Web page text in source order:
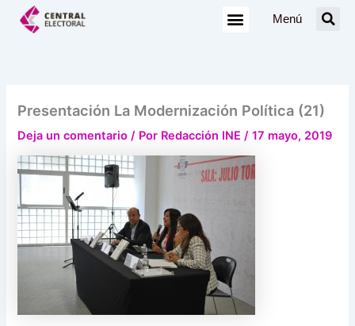
Menú
Presentación La Modernización Política (21)
Deja un comentario / Por Redacción INE/17 mayo, 2019